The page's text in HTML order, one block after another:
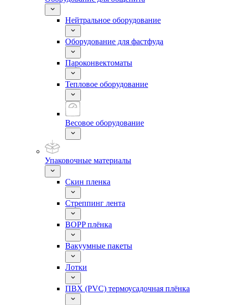
Нейтральное оборудование
Оборудование для фастфуда
Пароконвектоматы
Тепловое оборудование
Весовое оборудование
Упаковочные материалы
Скин пленка
Стреппинг лента
BOPP плёнка
Вакуумные пакеты
Лотки
ПВХ (PVC) термоусадочная плёнка